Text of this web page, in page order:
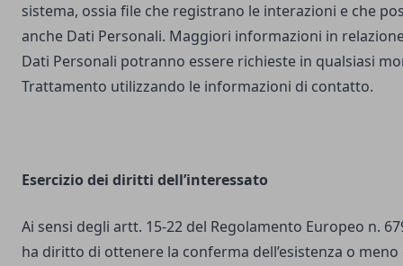
sistema, ossia file che registrano le interazioni e che
anche Dati Personali. Maggiori informazioni in
Dati Personali potranno essere richieste in qualsiasi
Trattamento utilizzando le informazioni di contatto.
Esercizio dei diritti dell’interessato
Ai sensi degli artt. 15-22 del Regolamento Europeo n.
ha diritto di ottenere la conferma dell’esistenza o